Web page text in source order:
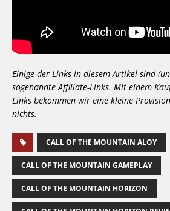
Einige der Links in diesem Artikel sind
sogenannte Affiliate-Links. Mit einem
Links bekommen wir eine kleine
nichts.
CALL OF THE MOUNTAIN ALOY
CALL OF THE MOUNTAIN GAMEPLAY
CALL OF THE MOUNTAIN HORIZON